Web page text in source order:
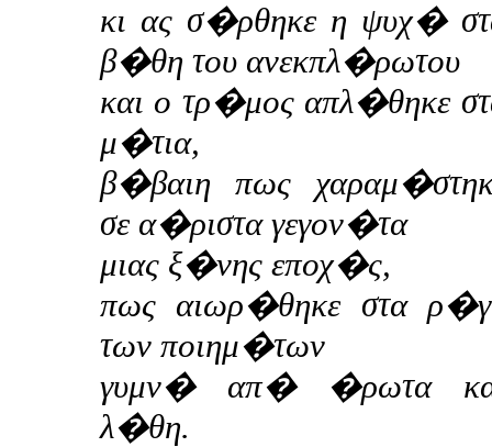
κι ας σ�ρθηκε η ψυχ�
β�θη του ανεκπλ�ρωτου
και ο τρ�μος απλ�θηκε
μ�τια,
β�βαιη πως
σε α�ριστα γεγον�τα
μιας ξ�νης εποχ�ς,
πως αιωρ�θηκε στα
των ποιημ�των
γυμν� απ� �ρωτα
λ�θη.